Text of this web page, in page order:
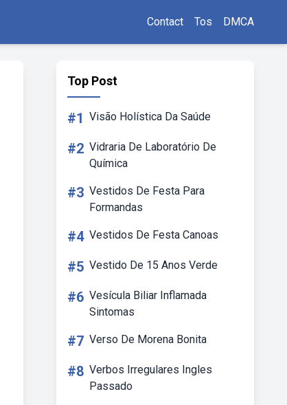
Contact Tos DMCA
Top Post
#1 Visão Holística Da Saúde
#2 Vidraria De Laboratório De
Química
#3 Vestidos De Festa Para
Formandas
#4 Vestidos De Festa Canoas
#5 Vestido De 15 Anos Verde
#6 Vesícula Biliar Inflamada
Sintomas
#7 Verso De Morena Bonita
#8 Verbos Irregulares Ingles
Passado